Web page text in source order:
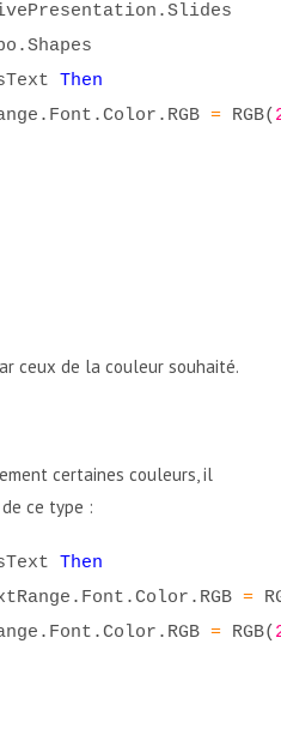
Then
= RGB(
ceux de la couleur souhaité.
certaines couleurs, il
ce type :
Then
=
= RGB(